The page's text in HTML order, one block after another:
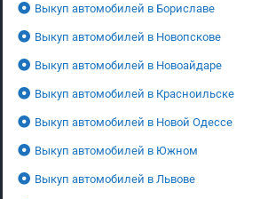
Выкуп автомобилей в Бориславе
Выкуп автомобилей в Новопскове
Выкуп автомобилей в Новоайдаре
Выкуп автомобилей в Красноильске
Выкуп автомобилей в Новой Одессе
Выкуп автомобилей в Южном
Выкуп автомобилей в Львове